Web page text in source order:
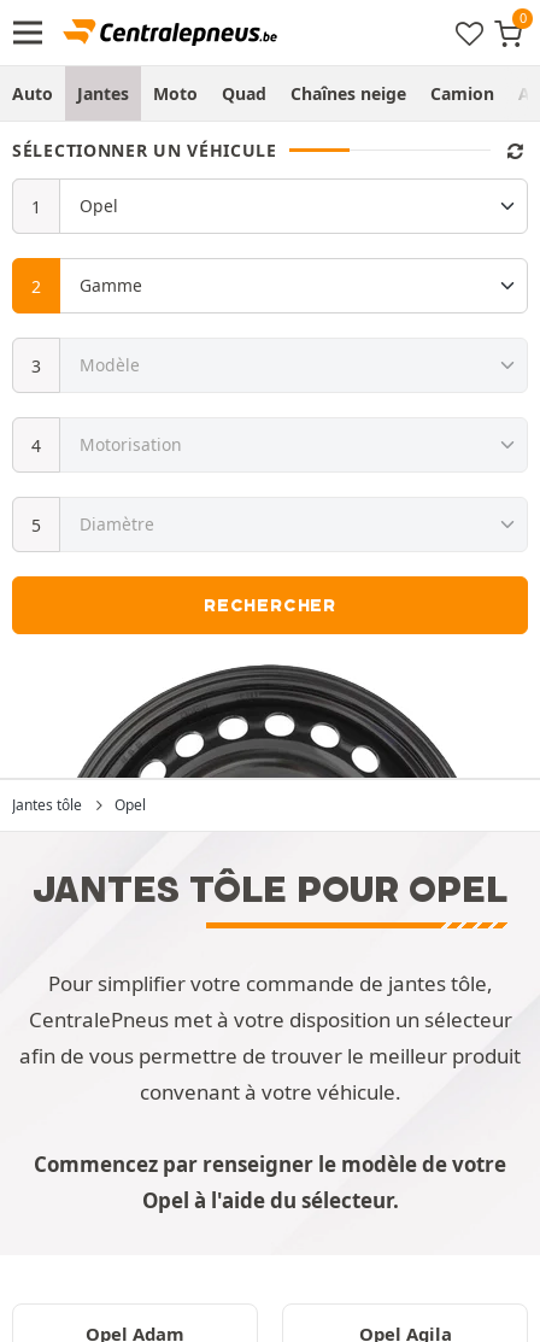
Auto Jantes Moto Quad Chaînes neige Camion
SÉLECTIONNER UN VÉHICULE
RECHERCHER
Jantes tôle Opel
JANTES TÔLE POUR OPEL
Pour simplifier votre commande de jantes tôle,
CentralePneus met à votre disposition un sélecteur
afin de vous permettre de trouver le meilleur produit
convenant à votre véhicule.
Commencez par renseigner le modèle de votre
Opel à l'aide du sélecteur.
Opel Adam Opel Agila